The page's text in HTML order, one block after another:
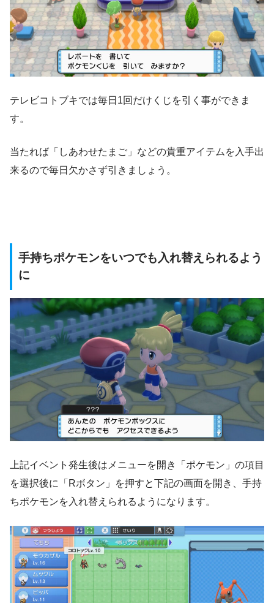
テレビコトブキでは毎日1回だけくじを引く事ができま
す。
当たれば「しあわせたまご」などの貴重アイテムを入手出
来るので毎日欠かさず引きましょう。
手持ちポケモンをいつでも入れ替えられるよう
に
上記イベント発生後はメニューを開き「ポケモン」の項目
を選択後に「Rボタン」を押すと下記の画面を開き、手持
ちポケモンを入れ替えられるようになります。